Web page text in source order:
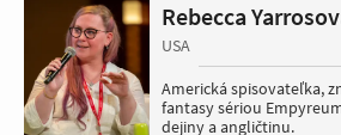
Rebecca
USA
Americká spisovateľka,
fantasy sériou
dejiny a angličtinu.